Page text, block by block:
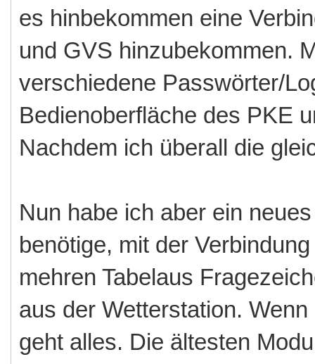
es hinbekommen eine
und GVS hinzubekommen.
verschiedene Passwörter/
Bedienoberfläche des PKE
Nachdem ich überall die
Nun habe ich aber ein
benötige, mit der
mehren Tabelaus
aus der Wetterstation.
geht alles. Die ältesten